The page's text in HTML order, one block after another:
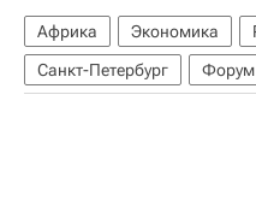
Африка Экономика
Санкт-Петербург
Форум